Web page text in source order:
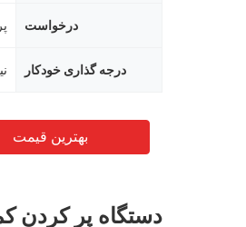
درخواست
درجه گذاری خودکار
بهترین قیمت
دستگاه پر کردن